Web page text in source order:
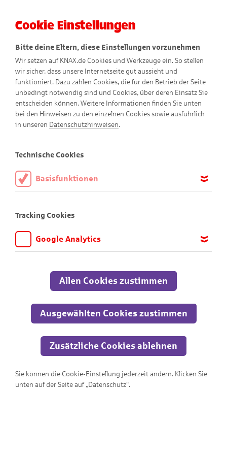
Willkommen im Puzzle-Paradies!
Hier findest du tolle Motive aus der KNAX-Welt in drei
Schwierigkeitsstufen. Viel Spaß dabei!
Cookie Einstellungen
Bitte deine Eltern, diese Einstellungen vorzunehmen
Wir setzen auf KNAX.de Cookies und Werkzeuge ein. So stellen
wir sicher, dass unsere Internetseite gut aussieht und
funktioniert. Dazu zählen Cookies, die für den Betrieb der Seite
unbedingt notwendig sind und Cookies, über deren Einsatz Sie
entscheiden können. Weitere Informationen finden Sie unten
bei den Hinweisen zu den einzelnen Cookies sowie ausführlich
in unseren Datenschutzhinweisen.
Technische Cookies
Basisfunktionen
aktiviert sein.
Tracking Cookies
Google Analytics
anpassen und verbessern können. Aus diesem Grund nutzen wir
Google Analytics. Dieses Werkzeug erfasst die Seitenaufrufe zu
Übertragung anonymisiert.
Allen Cookies zustimmen
Ausgewählten Cookies zustimmen
Zusätzliche Cookies ablehnen
Sie können die Cookie-Einstellung jederzeit ändern. Klicken Sie
unten auf der Seite auf „Datenschutz“.